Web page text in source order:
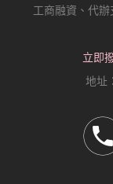
工商融資、代辦
立即
地址